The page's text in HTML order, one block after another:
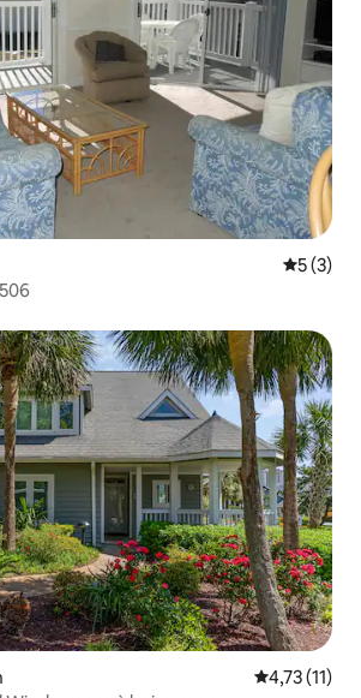
5 de
5 (3)
4,73 de uma
4,73 (11)